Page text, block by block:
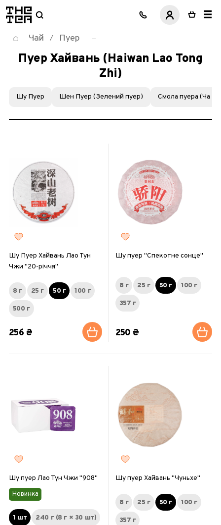
логотип
Чай / Пуер
Пуер Хайвань (Haiwan Lao Tong
Zhi)
Шу Пуер Шен Пуер (Зелений пуер) Смола пуера (Ча
Шу Пуер Хайвань Лао Тун
Чжи "20-річчя"
8 г 25 г 50 г 100 г
500 г
256 ₴
Шу пуер "Спекотне сонце"
8 г 25 г 50 г 100 г
357 г
250 ₴
Шу пуер Лао Тун Чжи "908"
Новинка
1 шт 240 г (8 г × 30 шт)
Шу пуер Хайвань "Чуньхе"
8 г 25 г 50 г 100 г
357 г